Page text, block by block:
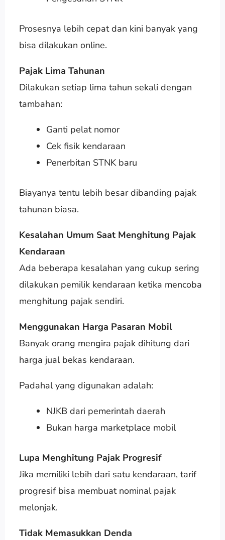
Prosesnya lebih cepat dan kini banyak yang
bisa dilakukan online.
Pajak Lima Tahunan
Dilakukan setiap lima tahun sekali dengan
tambahan:
Ganti pelat nomor
Cek fisik kendaraan
Penerbitan STNK baru
Biayanya tentu lebih besar dibanding pajak
tahunan biasa.
Kesalahan Umum Saat Menghitung Pajak
Kendaraan
Ada beberapa kesalahan yang cukup sering
dilakukan pemilik kendaraan ketika mencoba
menghitung pajak sendiri.
Menggunakan Harga Pasaran Mobil
Banyak orang mengira pajak dihitung dari
harga jual bekas kendaraan.
Padahal yang digunakan adalah:
NJKB dari pemerintah daerah
Bukan harga marketplace mobil
Lupa Menghitung Pajak Progresif
Jika memiliki lebih dari satu kendaraan, tarif
progresif bisa membuat nominal pajak
melonjak.
Tidak Memasukkan Denda